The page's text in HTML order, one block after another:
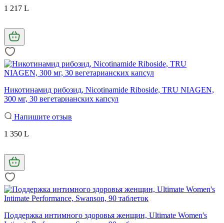
1 217 L
Никотинамид рибозид, Nicotinamide Riboside, TRU NIAGEN,
300 мг, 30 вегетарианских капсул
Напишите отзыв
1 350 L
Поддержка интимного здоровья женщин, Ultimate Women's